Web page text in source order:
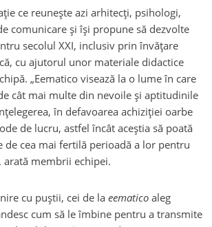
ce reunește azi arhitecți, psihologi,
comunicare și își propune să dezvolte
secolul XXI, inclusiv prin învățare
cu ajutorul unor materiale didactice
„Eematico visează la o lume în care
cât mai multe din nevoile și aptitudinile
în defavoarea achiziției oarbe
de lucru, astfel încât aceștia să poată
de cea mai fertilă perioadă a lor pentru
arată membrii echipei.
cu puștii, cei de la eematico aleg
cum să le îmbine pentru a transmite